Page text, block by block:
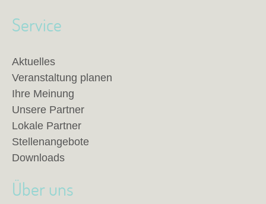
Service
Aktuelles
Veranstaltung planen
Ihre Meinung
Unsere Partner
Lokale Partner
Stellenangebote
Downloads
Über uns